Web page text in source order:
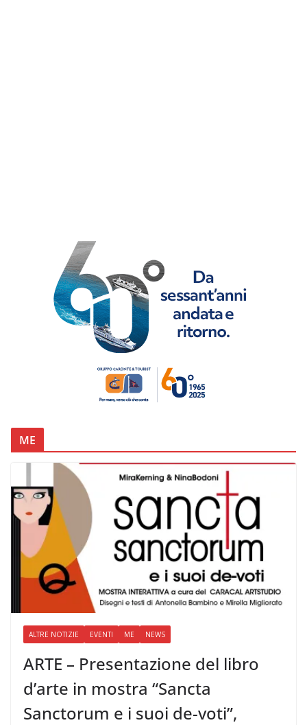
ME
ALTRE NOTIZIE EVENTI ME NEWS
ARTE – Presentazione del libro
d’arte in mostra “Sancta
Sanctorum e i suoi de-voti”,